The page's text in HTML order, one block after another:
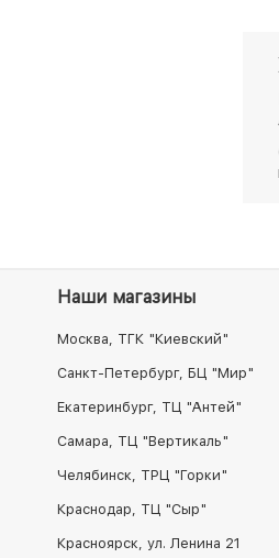
Наши магазины
Москва, ТГК "Киевский"
Санкт-Петербург, БЦ "Мир"
Екатеринбург, ТЦ "Антей"
Самара, ТЦ "Вертикаль"
Челябинск, ТРЦ "Горки"
Краснодар, ТЦ "Сыр"
Красноярск, ул. Ленина 21